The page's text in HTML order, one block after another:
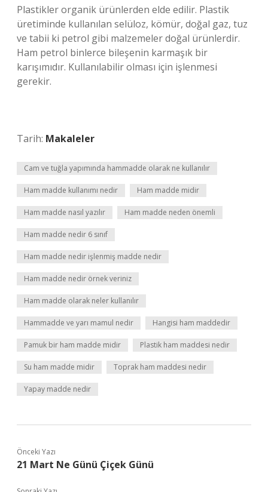
Plastikler organik ürünlerden elde edilir. Plastik
üretiminde kullanılan selüloz, kömür, doğal gaz, tuz
ve tabii ki petrol gibi malzemeler doğal ürünlerdir.
Ham petrol binlerce bileşenin karmaşık bir
karışımıdır. Kullanılabilir olması için işlenmesi
gerekir.
Tarih: Makaleler
Cam ve tuğla yapımında hammadde olarak ne kullanılır
Ham madde kullanımı nedir Ham madde midir
Ham madde nasıl yazılır Ham madde neden önemli
Ham madde nedir 6 sınıf
Ham madde nedir işlenmiş madde nedir
Ham madde nedir örnek veriniz
Ham madde olarak neler kullanılır
Hammadde ve yarı mamul nedir Hangisi ham maddedir
Pamuk bir ham madde midir Plastik ham maddesi nedir
Su ham madde midir Toprak ham maddesi nedir
Yapay madde nedir
Önceki Yazı
21 Mart Ne Günü Çiçek Günü